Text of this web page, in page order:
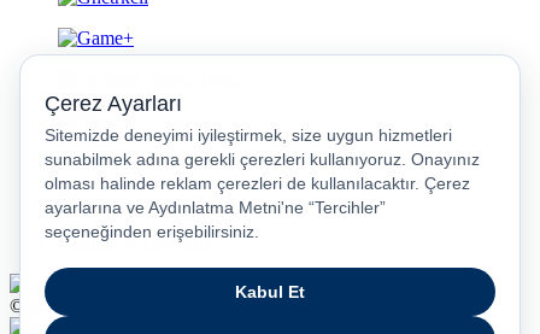
Gizlilik ve Güvenlik
© 2026 Turkcell